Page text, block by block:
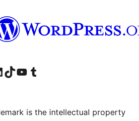
besuchen
Konto besuchen
LinkedIn-Konto besuchen
Unser TikTok-Konto besuchen
Unseren YouTube-Kanal besuchen
Unser Tumblr-Konto besuchen
is the intellectual property